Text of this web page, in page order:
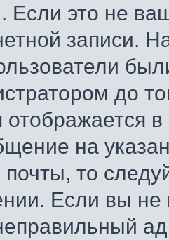
Если это не
записи.
до
на
почты, то
Если вы